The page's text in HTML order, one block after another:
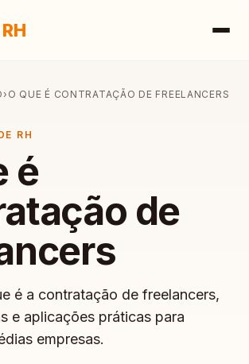
RH
› O QUE É CONTRATAÇÃO DE FREELANCERS
RH
é
de
é a contratação de freelancers,
e aplicações práticas para
empresas.